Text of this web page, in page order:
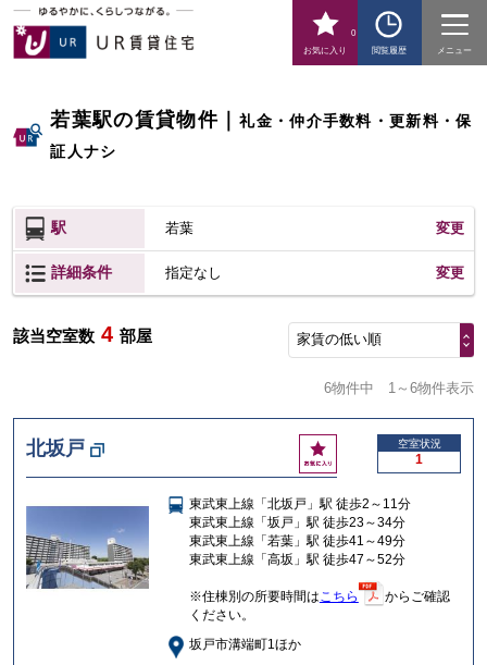
お気に入り
0
閲覧履歴
メニュー
若葉駅の賃貸物件｜礼金・仲介手数料・更新料・保
証人ナシ
駅 若葉 変更
詳細条件 指定なし 変更
該当空室数 4 部屋 家賃の低い順
6物件中 1～6物件表示
北坂戸
お
気
入
り
空室状況
1
東武東上線「北坂戸」駅 徒歩2～11分
東武東上線「坂戸」駅 徒歩23～34分
東武東上線「若葉」駅 徒歩41～49分
東武東上線「高坂」駅 徒歩47～52分
※住棟別の所要時間はこちら
からご確認
ください。
坂戸市溝端町1ほか